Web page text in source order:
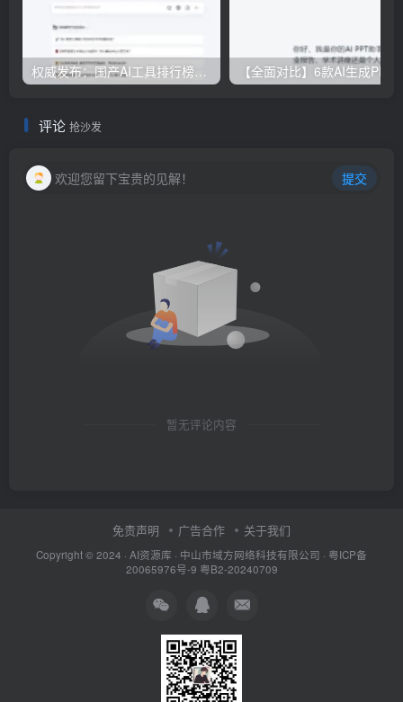
权威发布：国产AI工具排行榜TOP10，必备神器一览无余
评论 抢沙发
欢迎您留下宝贵的见解！ 提交
暂无评论内容
免责声明 广告合作 关于我们
Copyright © 2024 · AI资源库 · 中山市域方网络科技有限公司 · 粤ICP备
20065976号-9 粤B2-20240709